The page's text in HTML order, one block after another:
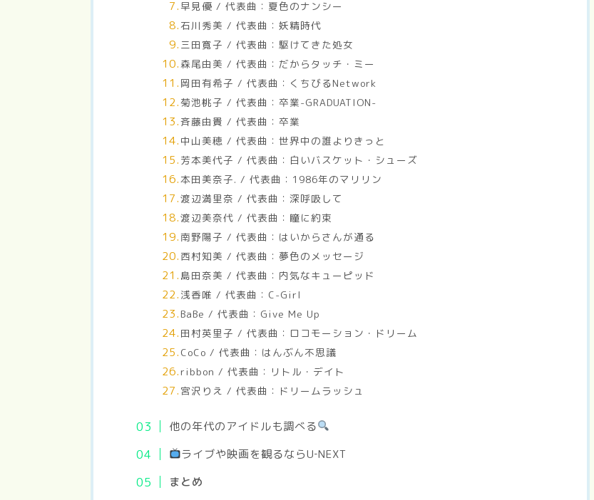
早見優 / 代表曲：夏色のナンシー
石川秀美 / 代表曲：妖精時代
三田寛子 / 代表曲：駆けてきた処女
森尾由美 / 代表曲：だからタッチ・ミー
岡田有希子 / 代表曲：くちびるNetwork
菊池桃子 / 代表曲：卒業-GRADUATION-
斉藤由貴 / 代表曲：卒業
中山美穂 / 代表曲：世界中の誰よりきっと
芳本美代子 / 代表曲：白いバスケット・シューズ
本田美奈子. / 代表曲：1986年のマリリン
渡辺満里奈 / 代表曲：深呼吸して
渡辺美奈代 / 代表曲：瞳に約束
南野陽子 / 代表曲：はいからさんが通る
西村知美 / 代表曲：夢色のメッセージ
島田奈美 / 代表曲：内気なキューピッド
浅香唯 / 代表曲：C-Girl
BaBe / 代表曲：Give Me Up
田村英里子 / 代表曲：ロコモーション・ドリーム
CoCo / 代表曲：はんぶん不思議
ribbon / 代表曲：リトル・デイト
宮沢りえ / 代表曲：ドリームラッシュ
他の年代のアイドルも調べる
ライブや映画を観るならU‐NEXT
まとめ